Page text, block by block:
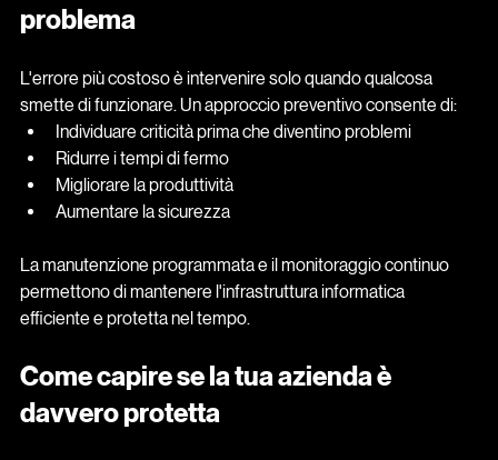
problema
L'errore più costoso è intervenire solo quando qualcosa
smette di funzionare. Un approccio preventivo consente di:
Individuare criticità prima che diventino problemi
Ridurre i tempi di fermo
Migliorare la produttività
Aumentare la sicurezza
La manutenzione programmata e il monitoraggio continuo
permettono di mantenere l'infrastruttura informatica
efficiente e protetta nel tempo.
Come capire se la tua azienda è
davvero protetta